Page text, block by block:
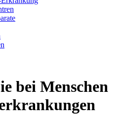
bei Menschen